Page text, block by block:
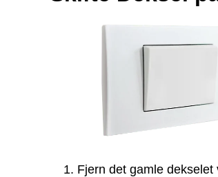
Fjern det gamle